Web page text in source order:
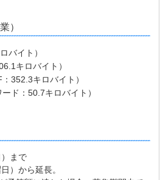
）
バイト）
キロバイト）
：352.3キロバイト）
ード：50.7キロバイト）
まで
）から延長。